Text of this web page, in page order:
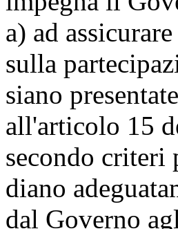
a) ad
sulla
siano
all'articolo 15
secondo criteri
diano
dal Governo